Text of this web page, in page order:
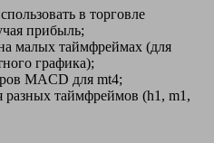
в торговле
прибыль;
малых таймфреймах (для
графика);
MACD для mt4;
разных таймфреймов (h1, m1,